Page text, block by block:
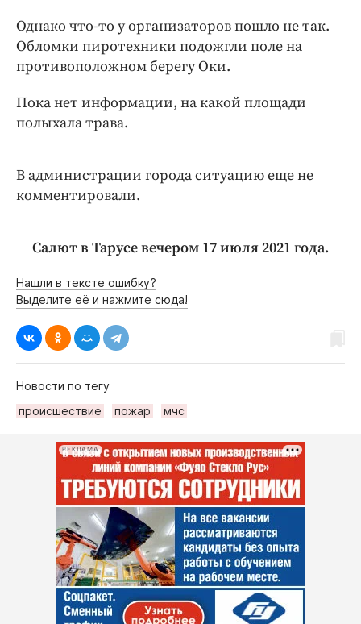
Однако что-то у организаторов пошло не так.
Обломки пиротехники подожгли поле на
противоположном берегу Оки.
Пока нет информации, на какой площади
полыхала трава.
В администрации города ситуацию еще не
комментировали.
Салют в Тарусе вечером 17 июля 2021 года.
Нашли в тексте ошибку?
Выделите её и нажмите сюда!
Новости по тегу
происшествие
пожар мчс
РЕКЛАМА